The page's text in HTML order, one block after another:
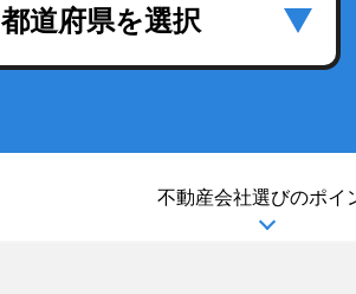
都道府県を選択
不動産会社選びのポイ